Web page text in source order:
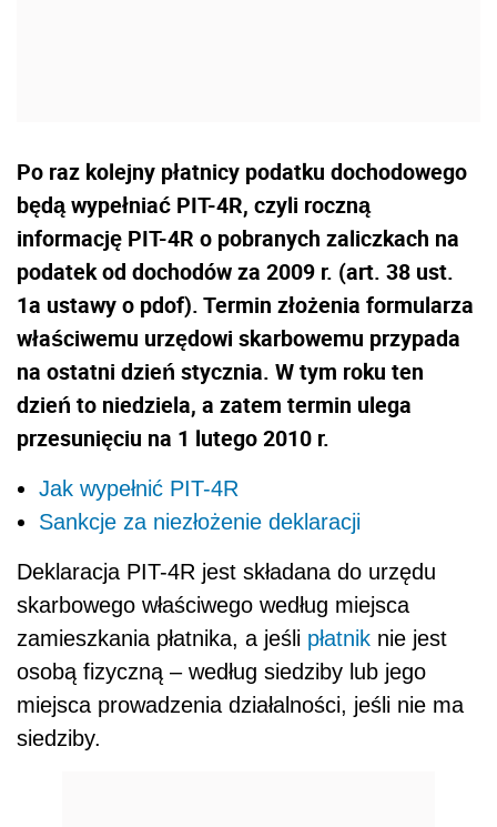
Po raz kolejny płatnicy podatku dochodowego
będą wypełniać PIT-4R, czyli roczną
informację PIT-4R o pobranych zaliczkach na
podatek od dochodów za 2009 r. (art. 38 ust.
1a ustawy o pdof). Termin złożenia formularza
właściwemu urzędowi skarbowemu przypada
na ostatni dzień stycznia. W tym roku ten
dzień to niedziela, a zatem termin ulega
przesunięciu na 1 lutego 2010 r.
Jak wypełnić PIT-4R
Sankcje za niezłożenie deklaracji
Deklaracja PIT-4R jest składana do urzędu
skarbowego właściwego według miejsca
zamieszkania płatnika, a jeśli płatnik nie jest
osobą fizyczną – według siedziby lub jego
miejsca prowadzenia działalności, jeśli nie ma
siedziby.